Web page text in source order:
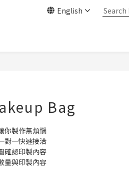
English
Bag
你製作無煩惱
對一快速接洽
確認印製內容
量與印製內容